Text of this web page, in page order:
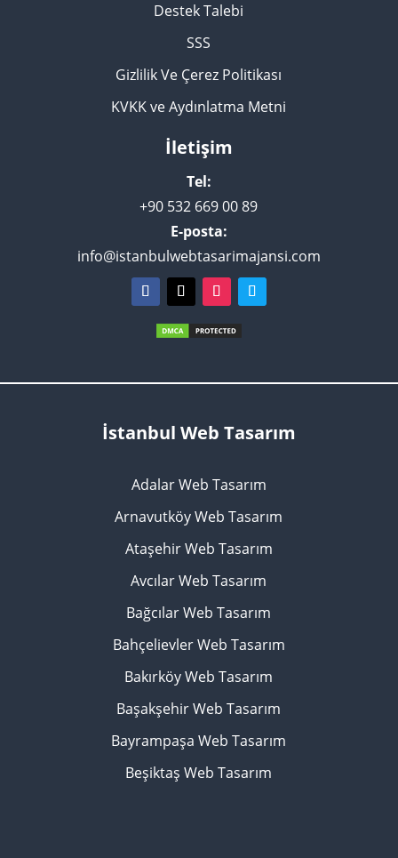
Destek Talebi
SSS
Gizlilik Ve Çerez Politikası
KVKK ve Aydınlatma Metni
İletişim
Tel:
+90 532 669 00 89
E-posta:
info@istanbulwebtasarimajansi.com
İstanbul Web Tasarım
Adalar Web Tasarım
Arnavutköy Web Tasarım
Ataşehir Web Tasarım
Avcılar Web Tasarım
Bağcılar Web Tasarım
Bahçelievler Web Tasarım
Bakırköy Web Tasarım
Başakşehir Web Tasarım
Bayrampaşa Web Tasarım
Beşiktaş Web Tasarım